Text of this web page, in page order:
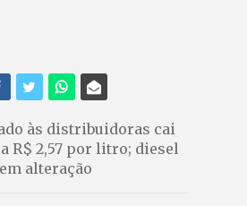
às distribuidoras cai
a R$ 2,57 por litro; diesel
alteração